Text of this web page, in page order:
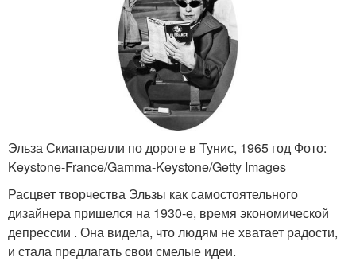
Эльза Скиапарелли по дороге в Тунис, 1965 год Фото:
Keystone-France/Gamma-Keystone/Getty Images
Расцвет творчества Эльзы как самостоятельного
дизайнера пришелся на 1930-е, время экономической
депрессии . Она видела, что людям не хватает радости,
и стала предлагать свои смелые идеи.